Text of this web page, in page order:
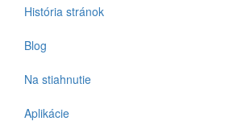
História stránok
Blog
Na stiahnutie
Aplikácie